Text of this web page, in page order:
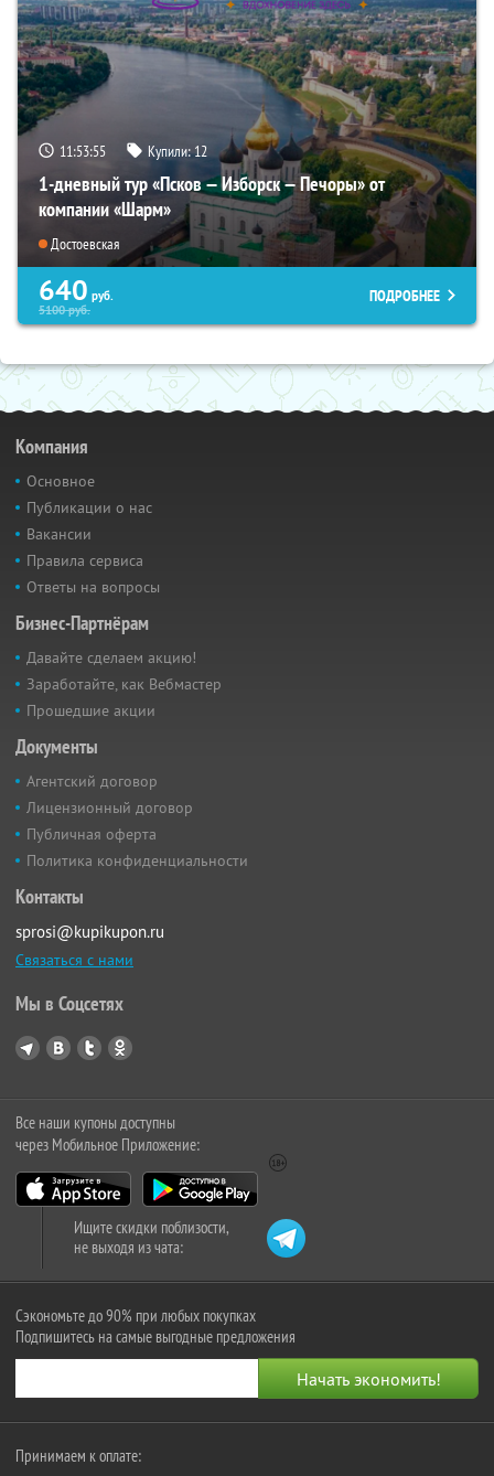
11:53:54 Купили:12
1-дневный тур «Псков — Изборск — Печоры» от
компании «Шарм»
Достоевская
640 руб.
5100руб.
ПОДРОБНЕЕ
Компания
Основное
Публикации о нас
Вакансии
Правила сервиса
Ответы на вопросы
Бизнес-Партнёрам
Давайте сделаем акцию!
Заработайте, как Вебмастер
Прошедшие акции
Документы
Агентский договор
Лицензионный договор
Публичная оферта
Политика конфиденциальности
Контакты
sprosi@kupikupon.ru
Связаться с нами
Мы в Соцсетях
Все наши купоны доступны
через Мобильное Приложение:
Ищите скидки поблизости,
не выходя из чата:
Сэкономьте до 90% при любых покупках
Подпишитесь на самые выгодные предложения
Принимаем к оплате: